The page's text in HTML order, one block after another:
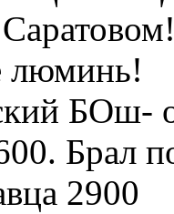
люминь!
БОш-
Брал
2900